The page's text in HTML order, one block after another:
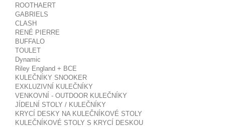
ROOTHAERT
GABRIELS
CLASH
RENÉ PIERRE
BUFFALO
TOULET
Dynamic
Riley England + BCE
KULEČNÍKY SNOOKER
EXKLUZIVNÍ KULEČNÍKY
VENKOVNÍ - OUTDOOR KULEČNÍKY
JÍDELNÍ STOLY / KULEČNÍKY
KRYCÍ DESKY NA KULEČNÍKOVÉ STOLY
KULEČNÍKOVÉ STOLY S KRYCÍ DESKOU